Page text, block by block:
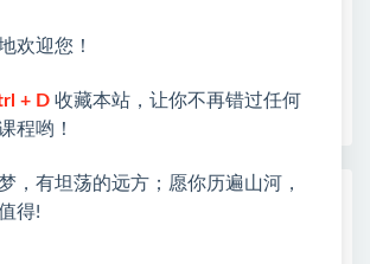
广受好评！
价值。祝您前程似锦！
欢迎您！
+ D 收藏本站，让你不再错过任何
程哟！
，有坦荡的远方；愿你历遍山河，
得!